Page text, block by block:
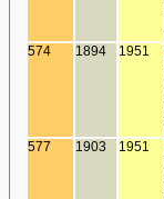
574
1894 1951
577
1903 1951